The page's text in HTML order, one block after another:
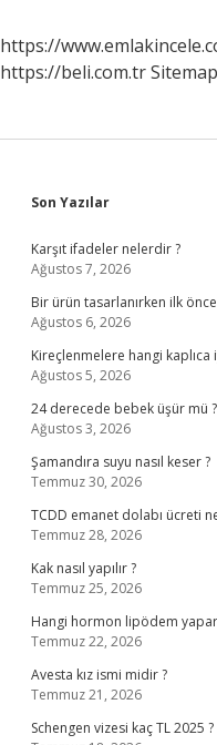
Başladı
https://
https://beli.com.trSitemap
Sidebar
Son Yazılar
Karşıt ifadeler nelerdir ?
Ağustos 7, 2026
Bir ürün tasarlanırken ilk
Ağustos 6, 2026
Kireçlenmelere hangi kaplıca
Ağustos 5, 2026
24 derecede bebek üşür mü ?
Ağustos 3, 2026
Şamandıra suyu nasıl keser ?
Temmuz 30, 2026
TCDD emanet dolabı ücreti
Temmuz 28, 2026
Kak nasıl yapılır ?
Temmuz 25, 2026
Hangi hormon lipödem
Temmuz 22, 2026
Avesta kız ismi midir ?
Temmuz 21, 2026
Schengen vizesi kaç TL 2025 ?